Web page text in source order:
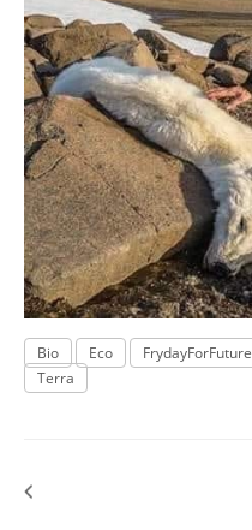
Bio Eco FrydayForFuture
Terra